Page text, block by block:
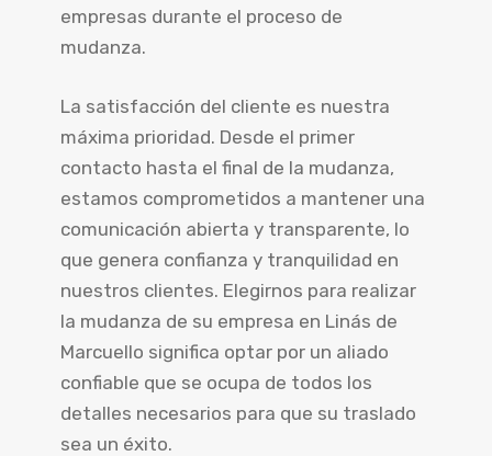
empresas durante el proceso de
mudanza.
La satisfacción del cliente es nuestra
máxima prioridad. Desde el primer
contacto hasta el final de la mudanza,
estamos comprometidos a mantener una
comunicación abierta y transparente, lo
que genera confianza y tranquilidad en
nuestros clientes. Elegirnos para realizar
la mudanza de su empresa en Linás de
Marcuello significa optar por un aliado
confiable que se ocupa de todos los
detalles necesarios para que su traslado
sea un éxito.